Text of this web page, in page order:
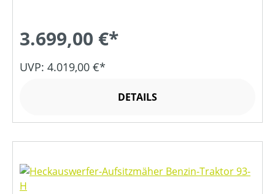
3.699,00 €*
UVP: 4.019,00 €*
DETAILS